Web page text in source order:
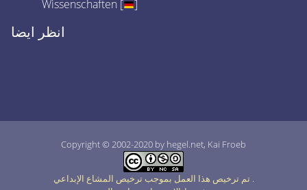
Wissenschaften [
]
انظر ايضا
Copyright © 2002-2020 by hegel.net, Kai Froeb
.